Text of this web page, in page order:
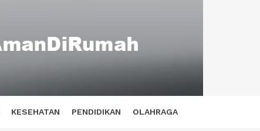
KESEHATAN PENDIDIKAN OLAHRAGA